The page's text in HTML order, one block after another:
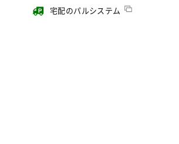
宅配のパルシステム